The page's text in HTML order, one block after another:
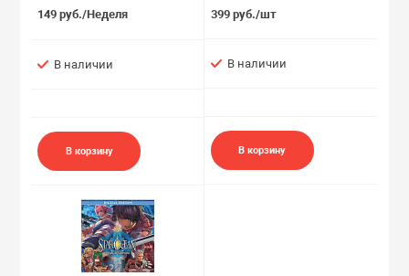
149 руб./Неделя
В наличии
В корзину
399 руб./шт
В наличии
В корзину